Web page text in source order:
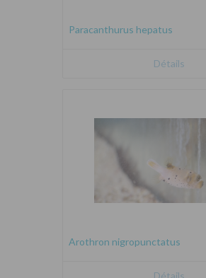
Paracanthurus hepatus
Détails
Arothron nigropunctatus
Détails